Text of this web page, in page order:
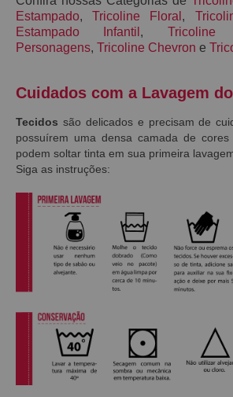
Estampado,Tricoline Floral ,
Estampado Infantil , Tricoline
Personagens, Tricoline Chevron e
Cuidados com a Lavagem
Tecidos são delicados e precisam de
possuírem uma densa camada de cores
podem soltar tinta em sua primeira
Siga as instruções: